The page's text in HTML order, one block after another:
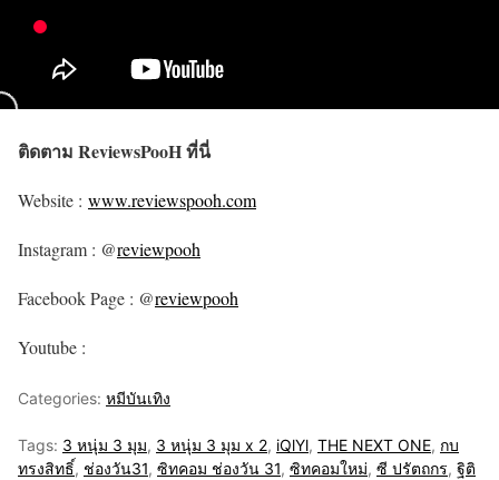
ติดตาม ReviewsPooH ที่นี่
Website : www.reviewspooh.com
Instagram : @reviewpooh
Facebook Page : @reviewpooh
Youtube :
Categories: หมีบันเทิง
Tags: 3 หนุ่ม 3 มุม, 3 หนุ่ม 3 มุม x 2, iQlYl, THE NEXT ONE, กบ
ทรงสิทธิ์, ช่องวัน31, ซิทคอม ช่องวัน 31, ซิทคอมใหม่, ซี ปรัตถกร, ฐิติ